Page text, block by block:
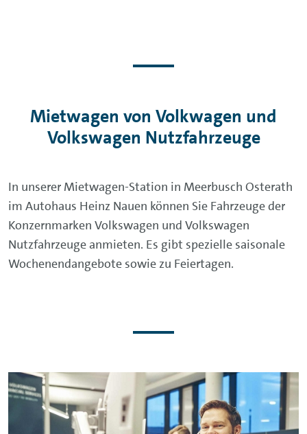
Mietwagen von Volkwagen und
Volkswagen Nutzfahrzeuge
In unserer Mietwagen-Station in Meerbusch Osterath
im Autohaus Heinz Nauen können Sie Fahrzeuge der
Konzernmarken Volkswagen und Volkswagen
Nutzfahrzeuge anmieten. Es gibt spezielle saisonale
Wochenendangebote sowie zu Feiertagen.